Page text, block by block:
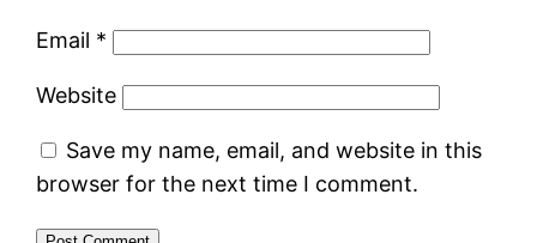
Email *
Website
Save my name, email, and website in this
browser for the next time I comment.